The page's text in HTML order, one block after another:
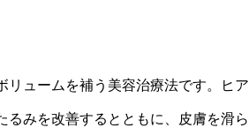
リュームを補う美容治療法です。ヒア
みを改善するとともに、皮膚を滑ら